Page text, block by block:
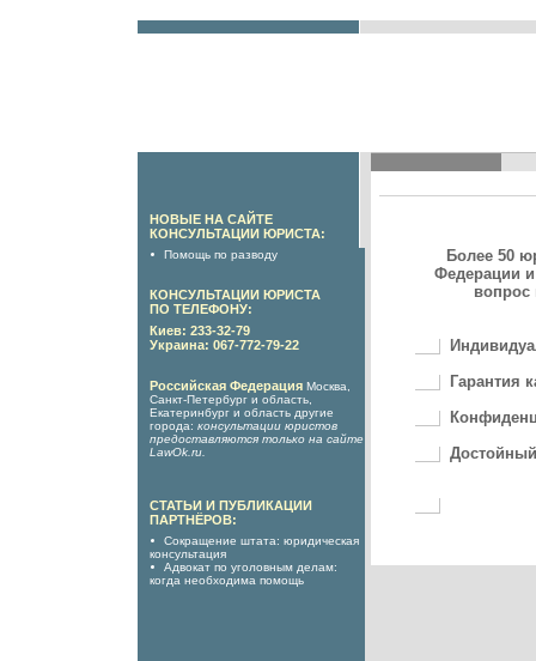
НОВЫЕ НА САЙТЕ
КОНСУЛЬТАЦИИ ЮРИСТА:
Помощь по разводу
КОНСУЛЬТАЦИИ ЮРИСТА
ПО ТЕЛЕФОНУ:
Киев: 233-32-79
Украина: 067-772-79-22
Российская Федерация Москва,
Санкт-Петербург и область,
Екатеринбург и область другие
города: консультации юристов
предоставляются только на сайте
LawOk.ru
СТАТЬИ И ПУБЛИКАЦИИ
ПАРТНЁРОВ:
Сокращение штата: юридическая
консультация
Адвокат по уголовным делам:
когда необходима помощь
Более 50
Федерации
вопрос
Гарантия